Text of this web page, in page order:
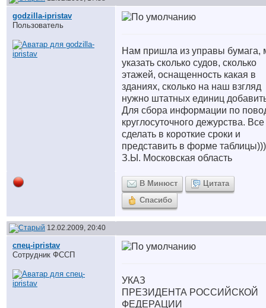
godzilla-ipristav
Пользователь
Нам пришла из управы бумага,
указать сколько судов, сколько
этажей, оснащенность какая в
зданиях, сколько на наш взгляд
нужно штатных единиц
Для сбора информации по
круглосуточного дежурства. Все
сделать в короткие сроки и
представить в форме таблицы)))
З.Ы. Московская область
В Минюст
Цитата
Спасибо
12.02.2009, 20:40
спец-ipristav
Сотрудник ФССП
УКАЗ
ПРЕЗИДЕНТА РОССИЙСКОЙ
ФЕДЕРАЦИИ